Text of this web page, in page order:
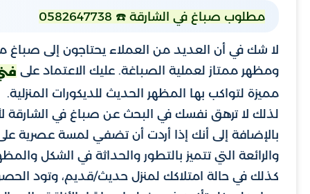
مطلوب صباغ في الشارقة ☎️ 0582647738
لا شك في أن العديد من العملاء يحتاجون إلى
ومظهر ممتاز لعملية الصباغة. عليك الاعتماد على
مميزة لتواكب بها المظهر الحديث للديكورات المنزلية.
لذلك لا ترهق نفسك في البحث عن صباغ في الشارقة
بالإضافة إلى أنك إذا أردت أن تضفي لمسة عصرية
والرائعة التي تتميز بالتطور والحداثة في الشكل
كذلك في حالة امتلاكك لمنزل حديث/قديم، وتود